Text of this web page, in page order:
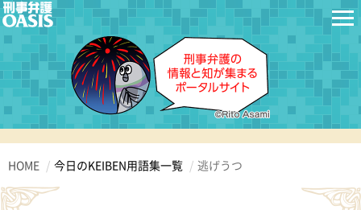
HOME 今日のKEIBEN用語集一覧 逃げうつ